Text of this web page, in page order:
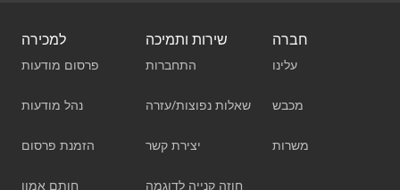
למכירה
פרסום מודעות
נהל מודעות
הזמנת פרסום
חותם אמון
שירות ותמיכה
התחברות
שאלות נפוצות/עזרה
יצירת קשר
חוזה קנייה לדוגמה
חברה
עלינו
מכבש
משרות